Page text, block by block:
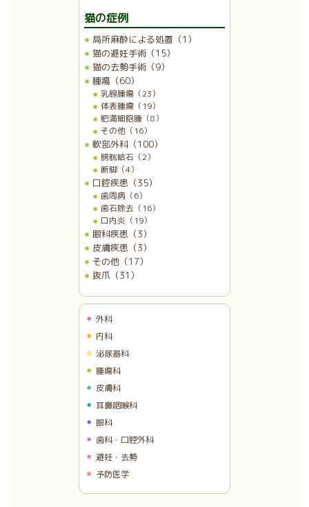
猫の症例
局所麻酔による処置（1）
猫の避妊手術（15）
猫の去勢手術（9）
腫瘍（60）
乳腺腫瘍（23）
体表腫瘍（19）
肥満細胞腫（8）
その他（16）
軟部外科（100）
膀胱結石（2）
断脚（4）
口腔疾患（35）
歯周病（6）
歯石除去（16）
口内炎（19）
眼科疾患（3）
皮膚疾患（3）
その他（17）
抜爪（31）
外科
内科
泌尿器科
腫瘍科
皮膚科
耳鼻咽喉科
眼科
歯科・口腔外科
避妊・去勢
予防医学